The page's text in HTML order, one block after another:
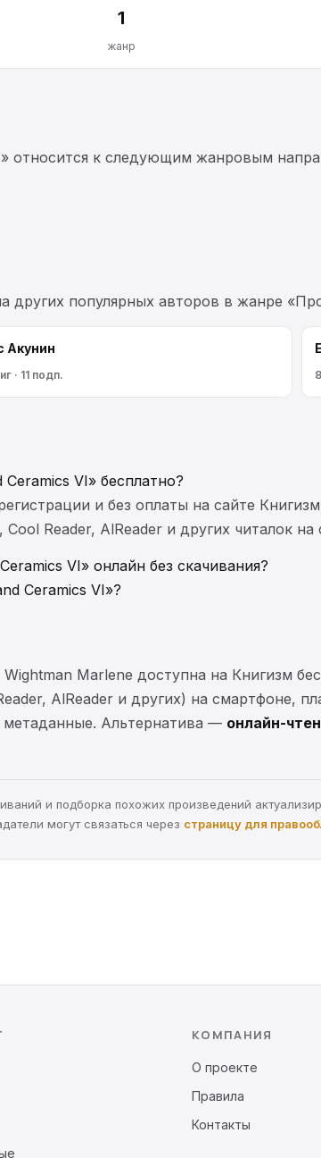
1
жанр
относится к следующим жанровым
популярных авторов в жанре
Акунин
· 11 подп.
VI» бесплатно?
и без оплаты на сайте
Reader, AlReader и других читалок
VI» онлайн без скачивания?
Ceramics VI»?
Marlene доступна на Книгизм
AlReader и других) на смартфоне,
метаданные. Альтернатива — онлайн-
и подборка похожих произведений
могут связаться через страницу для
КОМПАНИЯ
О проекте
Правила
Контакты